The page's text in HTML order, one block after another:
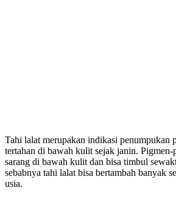
Tahi lalat merupakan indikasi penumpukan
tertahan di bawah kulit sejak janin.
sarang di bawah kulit dan bisa timbul
sebabnya tahi lalat bisa bertambah banyak
usia.